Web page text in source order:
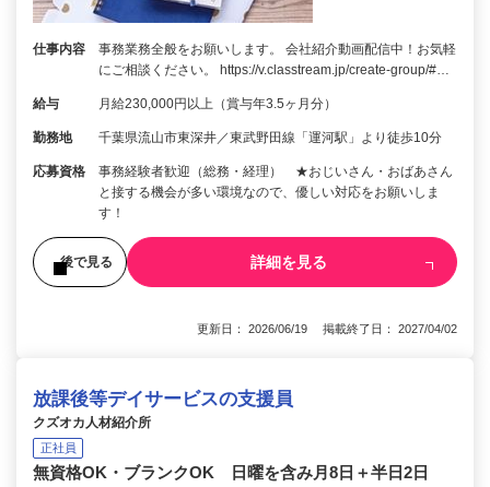
仕事内容
事務業務全般をお願いします。 会社紹介動画配信中！お気軽
にご相談ください。 https://v.classtream.jp/create-group/#…
給与 月給230,000円以上（賞与年3.5ヶ月分）
勤務地 千葉県流山市東深井／東武野田線「運河駅」より徒歩10分
応募資格
事務経験者歓迎（総務・経理） ★おじいさん・おばあさん
と接する機会が多い環境なので、優しい対応をお願いしま
す！
後で見る 詳細を見る
更新日： 2026/06/19 掲載終了日： 2027/04/02
放課後等デイサービスの支援員
クズオカ人材紹介所
正社員
無資格OK・ブランクOK 日曜を含み月8日＋半日2日